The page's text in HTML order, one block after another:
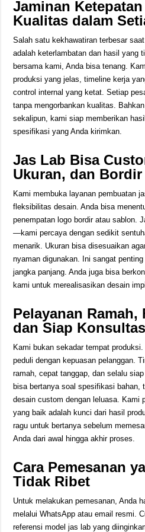
Jaminan
Kualitas dalam
Salah satu kekhawatiran terbesar
adalah keterlambatan dan hasil yang
bersama kami, Anda bisa tenang.
produksi yang jelas, timeline kerja
control internal yang ketat. Setiap
tanpa mengorbankan kualitas.
sekalipun, kami siap memberikan
spesifikasi yang Anda kirimkan.
Jas Lab Bisa
Ukuran, dan
Kami membuka layanan pembuatan
fleksibilitas desain. Anda bisa
penempatan logo bordir atau sablon.
—kami percaya dengan sedikit
menarik. Ukuran bisa disesuaikan
nyaman digunakan. Ini sangat
jangka panjang. Anda juga bisa
kami untuk merealisasikan desain
Pelayanan Ramah,
dan Siap
Kami bukan sekadar tempat
peduli dengan kepuasan pelanggan.
ramah, cepat tanggap, dan selalu
bisa bertanya soal spesifikasi bahan,
desain custom dengan leluasa. Kami
yang baik adalah kunci dari hasil
ragu untuk bertanya sebelum
Anda dari awal hingga akhir proses.
Cara Pemesanan
Tidak Ribet
Untuk melakukan pemesanan, Anda
melalui WhatsApp atau email resmi.
referensi model jas lab yang